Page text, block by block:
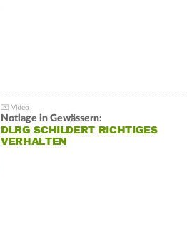
Notlage in Gewässern:
DLRG SCHILDERT RICHTIGES
VERHALTEN